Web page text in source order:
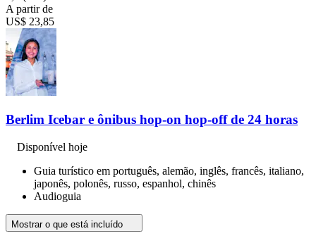
A partir de
US$ 23,85
Berlim Icebar e ônibus hop-on hop-off de 24 horas
Disponível hoje
Guia turístico em português, alemão, inglês, francês, italiano,
japonês, polonês, russo, espanhol, chinês
Audioguia
Mostrar o que está incluído